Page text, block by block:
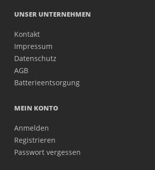
UNSER UNTERNEHMEN
Kontakt
Impressum
Datenschutz
AGB
Batterieentsorgung
MEIN KONTO
Anmelden
Registrieren
Passwort vergessen